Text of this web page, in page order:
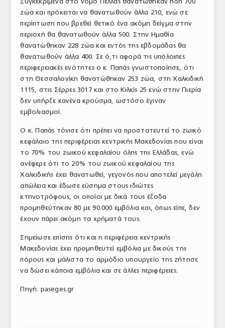
ΕΛΛΗΝΙΚΗ ΝΟΜΟΘΕΣΙΑ
ΕΥΡΩΠΑΪΚΗ ΝΟΜΟΘΕΣΙΑ
ΤΟ ΠΕΡΙΟΔΙΚΟ
Profile
ΑΡΧΕΙΟ ΤΕΥΧΩΝ
ΣΥΝΕΔΡΙΟ ΚΡΕΑΤΟΣ
ζώα και πρόκειται να θανατωθούν άλλα 210, ενώ σε
περίπτωση που βρεθεί θετικό ένα ακόμη δείγμα στην
περιοχή θα θανατωθούν άλλα 500. Στην Ημαθία
θανατώθηκαν 228 ζώα και εντός της εβδομάδας θα
θανατωθούν άλλα 400. Σε ό,τι αφορά τις υπόλοιπες
περιφερειακές ενότητες ο κ. Παπάς γνωστοποίησε, ότι
στη Θεσσαλονίκη θανατώθηκαν 253 ζώα, στη Χαλκιδική
1115, στις Σέρρες 3017 και στο Κιλκίς 25 ενώ στην Πιερία
δεν υπήρξε κανένα κρούσμα, ωστόσο έγιναν
εμβολιασμοί.
Ο κ. Παπάς τόνισε ότι πρέπει να προστατευτεί το ζωικό
κεφάλαιο της περιφέρειας κεντρικής Μακεδονίας που είναι
το 70% του ζωικού κεφαλαίου όλης της Ελλάδας, ενώ
ανέφερε ότι το 20% του ζωικού κεφαλαίου της
Χαλκιδικής έχει θανατωθεί, γεγονός που αποτελεί μεγάλη
απώλεια και έδωσε εύσημα στους ιδιώτες
κτηνοτρόφους, οι οποίοι με δικά τους έξοδα
προμηθεύτηκαν 80 με 90.000 εμβόλια και, όπως είπε, δεν
έχουν πάρει ακόμη τα χρήματά τους.
Σημείωσε επίσης ότι και η περιφέρεια κεντρικής
Μακεδονίας έχει προμηθευτεί εμβόλια με δικούς της
πόρους και μάλιστα το αρμόδιο υπουργείο της ζήτησε
να δώσει κάποια εμβόλια και σε άλλες περιφέρειες.
Πηγή: paseges.gr